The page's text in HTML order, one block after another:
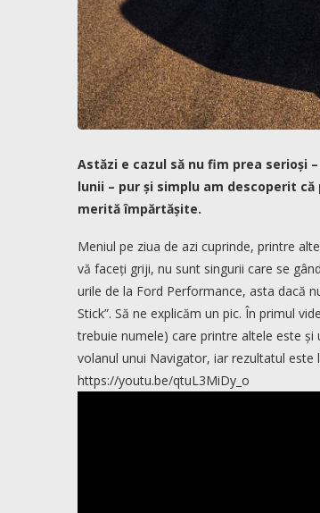
Astăzi e cazul să nu fim prea serioși
lunii – pur și simplu am descoperit
merită împărtășite.
Meniul pe ziua de azi cuprinde, printre
vă faceți griji, nu sunt singurii care se
urile de la Ford Performance, asta dacă
Stick”. Să ne explicăm un pic. În primul
trebuie numele) care printre altele este
volanul unui Navigator, iar rezultatul
https://youtu.be/qtuL3MiDy_o